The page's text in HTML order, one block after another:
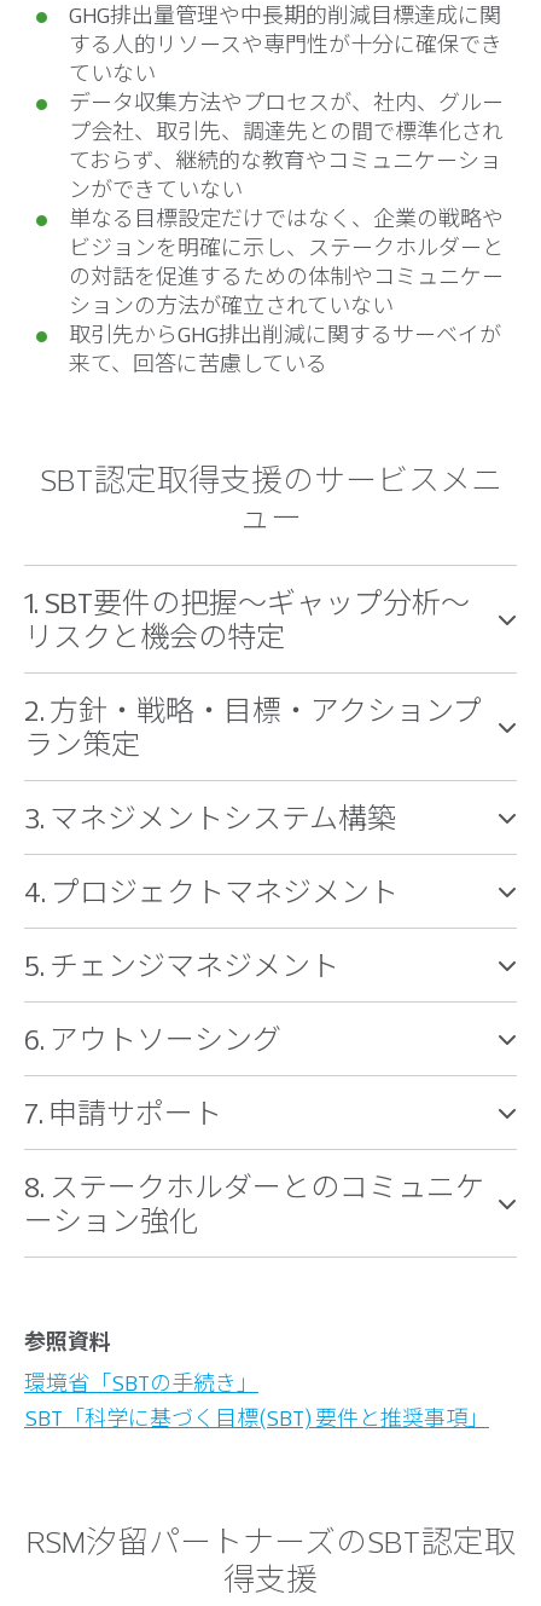
GHG排出量管理や中長期的削減目標達成に関
する人的リソースや専門性が十分に確保でき
ていない
データ収集方法やプロセスが、社内、グルー
プ会社、取引先、調達先との間で標準化され
ておらず、継続的な教育やコミュニケーショ
ンができていない
単なる目標設定だけではなく、企業の戦略や
ビジョンを明確に示し、ステークホルダーと
の対話を促進するための体制やコミュニケー
ションの方法が確立されていない
取引先からGHG排出削減に関するサーベイが
来て、回答に苦慮している
SBT認定取得支援のサービスメニ
ュー
1. SBT要件の把握～ギャップ分析～
リスクと機会の特定
2. 方針・戦略・目標・アクションプ
ラン策定
3. マネジメントシステム構築
4. プロジェクトマネジメント
5. チェンジマネジメント
6. アウトソーシング
7. 申請サポート
8. ステークホルダーとのコミュニケ
ーション強化
参照資料
環境省「SBTの手続き」
SBT「科学に基づく目標(SBT) 要件と推奨事項」
RSM汐留パートナーズのSBT認定取
得支援